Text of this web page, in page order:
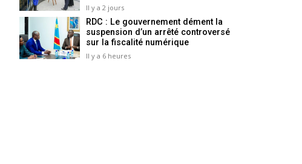
Il y a 2 jours
RDC : Le gouvernement dément la
suspension d’un arrêté controversé
sur la fiscalité numérique
Il y a 6 heures